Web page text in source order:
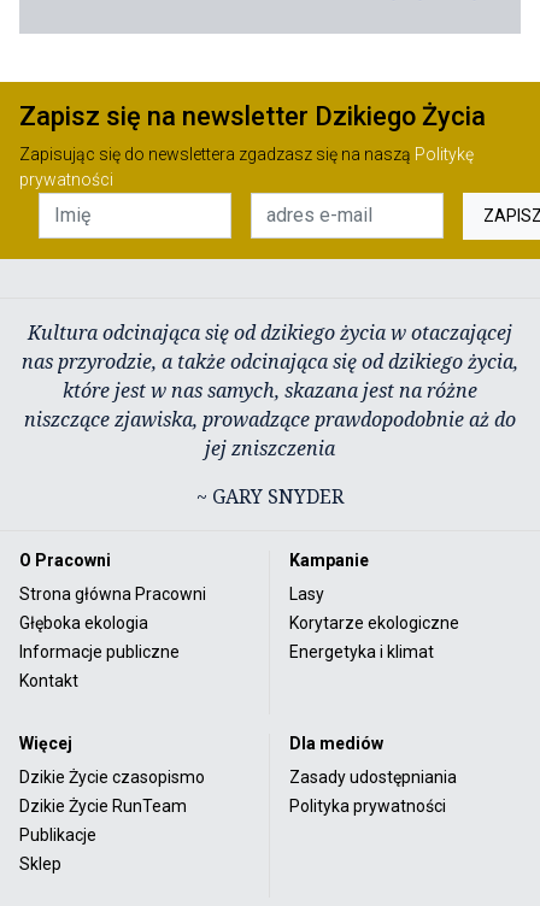
Zapisz się na newsletter Dzikiego Życia
Zapisując się do newslettera zgadzasz się na naszą Politykę
prywatności
Kultura odcinająca się od dzikiego życia w otaczającej
nas przyrodzie, a także odcinająca się od dzikiego życia,
które jest w nas samych, skazana jest na różne
niszczące zjawiska, prowadzące prawdopodobnie aż do
jej zniszczenia
~ GARY SNYDER
O Pracowni
Strona główna Pracowni
Głęboka ekologia
Informacje publiczne
Kontakt
Kampanie
Lasy
Korytarze ekologiczne
Energetyka i klimat
Więcej
Dzikie Życie czasopismo
Dzikie Życie RunTeam
Publikacje
Sklep
Dla mediów
Zasady udostępniania
Polityka prywatności